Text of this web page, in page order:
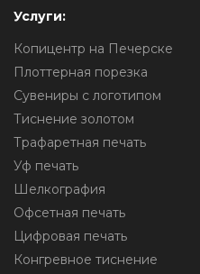
Услуги:
Копицентр на Печерске
Плоттерная порезка
Сувениры с логотипом
Тиснение золотом
Трафаретная печать
Уф печать
Шелкография
Офсетная печать
Цифровая печать
Конгревное тиснение